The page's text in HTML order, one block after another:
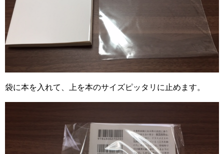
袋に本を入れて、上を本のサイズピッタリに止めます。